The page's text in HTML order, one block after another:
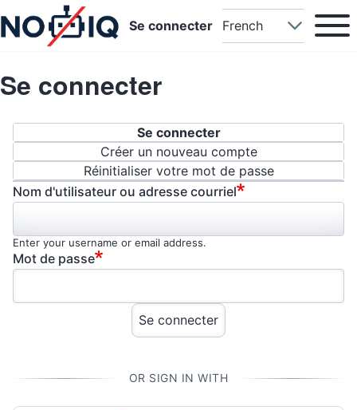
Main
Open
Select your language
User account menu
Se connecter
Se connecter
Onglets principauxSe connecter
Créer un nouveau compte
Réinitialiser votre mot de passe
Nom d'utilisateur ou adresse courriel
Enter your username or email address.
Mot de passe
OR SIGN IN WITH